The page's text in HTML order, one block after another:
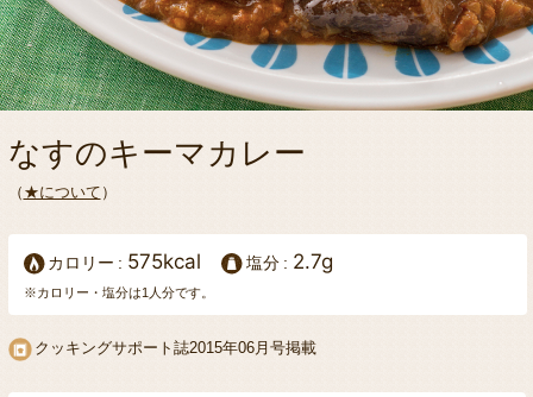
なすのキーマカレー
（ ★について ）
カロリー 575kcal 塩分 2.7g
※カロリー・塩分は1人分です。
クッキングサポート誌2015年06月号掲載